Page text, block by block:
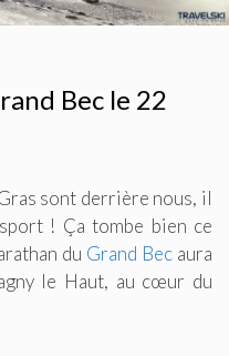
Bec le 22
sont derrière nous, il
! Ça tombe bien ce
du Grand Bec aura
le Haut, au cœur du